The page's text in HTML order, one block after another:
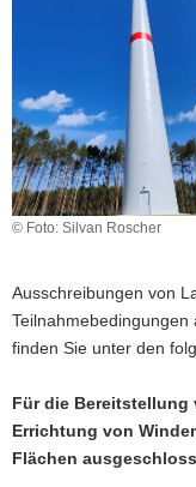
© Foto: Silvan Roscher
Ausschreibungen von
finden Sie unter den
Für die Bereitstellung
Errichtung von
Flächen